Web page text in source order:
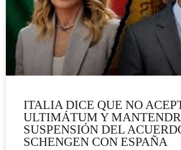
ITALIA DICE QUE NO
ULTIMÁTUM Y
SUSPENSIÓN DEL
SCHENGEN CON ESPAÑA